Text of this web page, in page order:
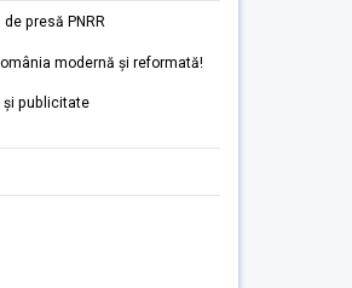
presă PNRR
modernă și reformată!
și publicitate